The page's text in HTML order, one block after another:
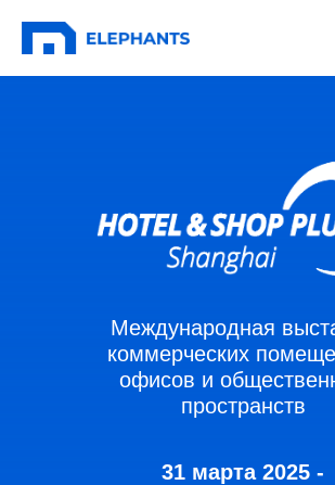
Международная
коммерческих
офисов и
пространств
31 марта 2025 -